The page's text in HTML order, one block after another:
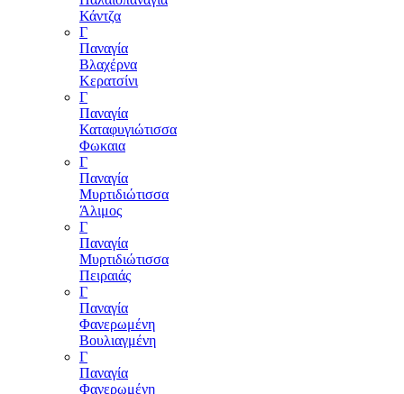
Κάντζα
Γ
Παναγία
Βλαχέρνα
Κερατσίνι
Γ
Παναγία
Καταφυγιώτισσα
Φωκαια
Γ
Παναγία
Μυρτιδιώτισσα
Άλιμος
Γ
Παναγία
Μυρτιδιώτισσα
Πειραιάς
Γ
Παναγία
Φανερωμένη
Βουλιαγμένη
Γ
Παναγία
Φανερωμένη